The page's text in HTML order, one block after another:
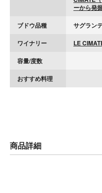
ーから発
ブドウ品種
サグラン
ワイナリー
LE
容量/度数
おすすめ料理
商品詳細